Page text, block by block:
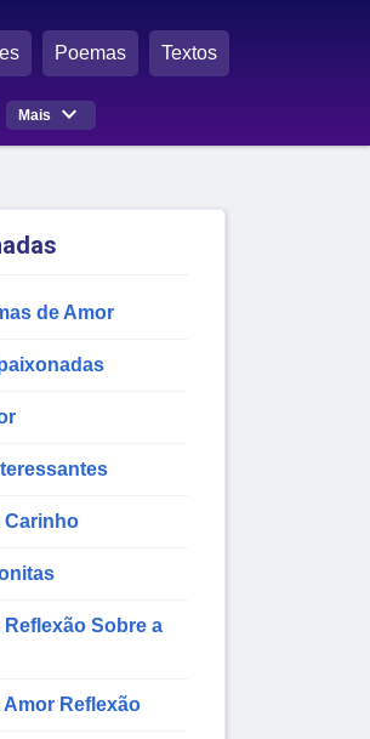
Poemas Textos
Mais 
de Amor
Carinho
Reflexão Sobre a
Amor Reflexão